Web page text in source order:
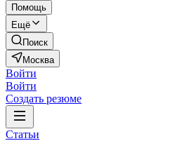
Помощь
Ещё
Поиск
Москва
Войти
Войти
Создать резюме
Статьи